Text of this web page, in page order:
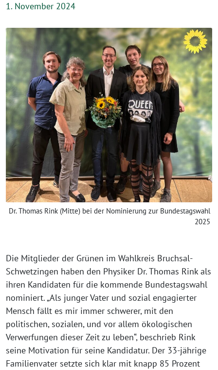
1. November 2024
Dr. Thomas Rink (Mitte) bei der Nominierung zur Bundestagswahl
2025
Die Mitglieder der Grünen im Wahlkreis Bruchsal-
Schwetzingen haben den Physiker Dr. Thomas Rink als
ihren Kandidaten für die kommende Bundestagswahl
nominiert. „Als junger Vater und sozial engagierter
Mensch fällt es mir immer schwerer, mit den
politischen, sozialen, und vor allem ökologischen
Verwerfungen dieser Zeit zu leben“, beschrieb Rink
seine Motivation für seine Kandidatur. Der 33-jährige
Familienvater setzte sich klar mit knapp 85 Prozent